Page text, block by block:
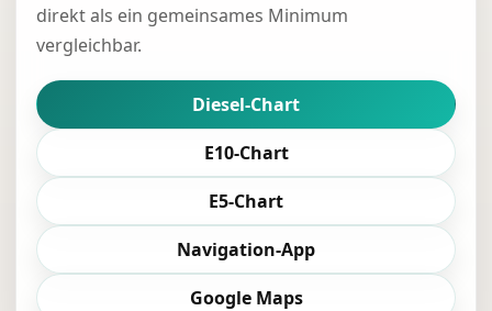
direkt als ein gemeinsames Minimum
vergleichbar.
Diesel-Chart
E10-Chart
E5-Chart
Navigation-App
Google Maps